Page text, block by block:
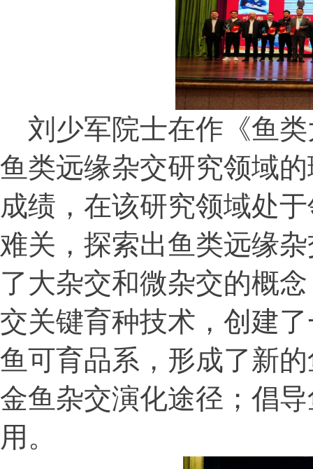
刘少军院士在作《鱼类
鱼类远缘杂交研究领域
成绩，在该研究领域处
难关，探索出鱼类远缘
了大杂交和微杂交的概
交关键育种技术，创建
鱼可育品系，形成了新
金鱼杂交演化途径；倡
用。